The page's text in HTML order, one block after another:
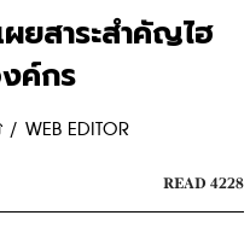
ผยสาระสำคัญไฮ
ค์กร
WEB EDITOR
READ 4228